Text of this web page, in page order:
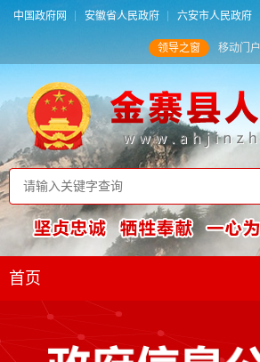
中国政府网 安徽省人民政府 六安市人民政府
领导之窗 移动门户
首页